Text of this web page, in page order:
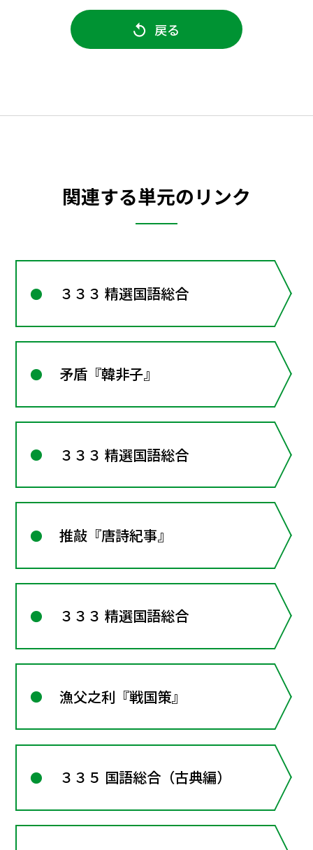
戻る
関連する単元のリンク
３３３ 精選国語総合
矛盾『韓非子』
３３３ 精選国語総合
推敲『唐詩紀事』
３３３ 精選国語総合
漁父之利『戦国策』
３３５ 国語総合（古典編）